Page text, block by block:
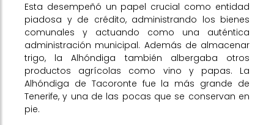
Esta desempeñó un papel crucial como entidad
piadosa y de crédito, administrando los bienes
comunales y actuando como una auténtica
administración municipal. Además de almacenar
trigo, la Alhóndiga también albergaba otros
productos agrícolas como vino y papas. La
Alhóndiga de Tacoronte fue la más grande de
Tenerife, y una de las pocas que se conservan en
pie.